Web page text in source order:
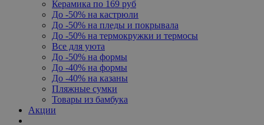
Керамика по 169 руб
До -50% на кастрюли
До -50% на пледы и покрывала
До -50% на термокружки и термосы
Все для уюта
До -50% на формы
До -40% на формы
До -40% на казаны
Пляжные сумки
Товары из бамбука
Акции